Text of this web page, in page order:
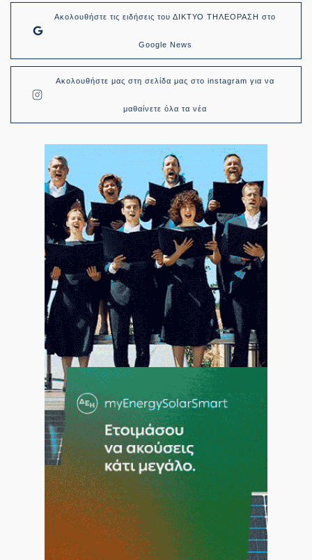
Ακολουθήστε τις ειδήσεις του ΔΙΚΤΥΟ ΤΗΛΕΟΡΑΣΗ στο
Google News
Ακολουθήστε μας στη σελίδα μας στο instagram για να
μαθαίνετε όλα τα νέα